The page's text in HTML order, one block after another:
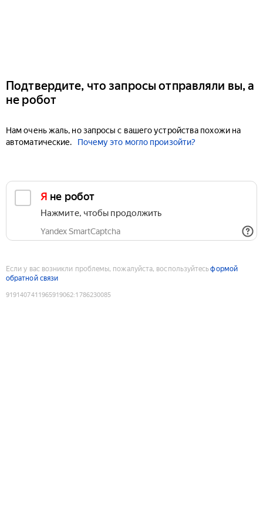
Подтвердите, что запросы отправляли вы, а
не робот
Нам очень жаль, но запросы с вашего устройства похожи на
автоматические.
Почему это могло произойти?
Я не робот
Нажмите, чтобы продолжить
Yandex SmartCaptcha
Если у вас возникли проблемы, пожалуйста, воспользуйтесьформой
обратной связи
9191407411965919062:1786230085